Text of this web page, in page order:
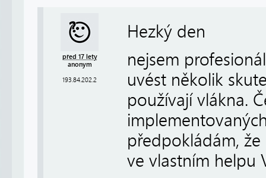
před 17 lety
anonym
193.84.202.2
Hezký den
nejsem
uvést několik
používají vlákna.
předpokládám,
ve vlastním helpu